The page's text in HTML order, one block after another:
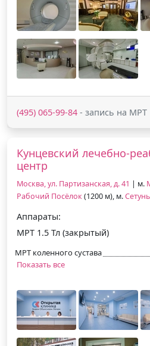
(495) 065-99-84 - запись на МРТ
Кунцевский лечебно-
центр
Москва, ул. Партизанская, д. 41 | м.
Рабочий Посёлок(1200 м), м.Сетунь
Аппараты:
МРТ 1.5 Тл (закрытый)
МРТ коленного сустава
Показать все